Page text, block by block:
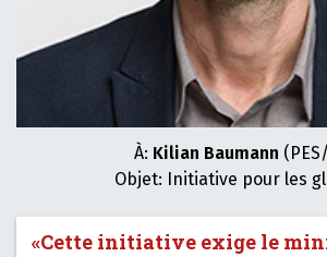
À: Kilian Baumann
Objet: Initiative pour les
«Cette initiative exige le